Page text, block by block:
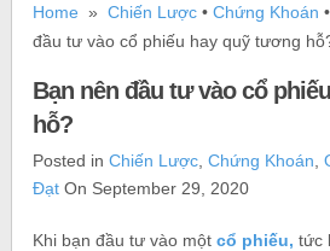
Home »Chiến Lược •Chứng Khoán
đầu tư vào cổ phiếu hay quỹ tương
Bạn nên đầu tư vào cổ
hỗ?
Posted inChiến Lược ,Chứng Khoán ,
Đạt On September 29, 2020
Khi bạn đầu tư vào mộtcổ phiếu, tức